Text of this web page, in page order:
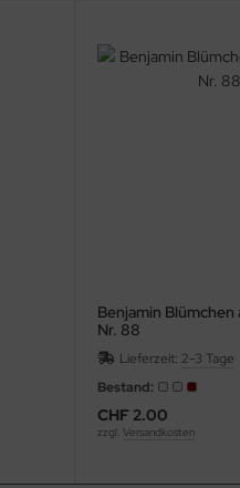
Benjamin Blümchen
Nr. 88
Lieferzeit: 2-3 Tage
Bestand:
CHF 2.00
zzgl.Versandkosten